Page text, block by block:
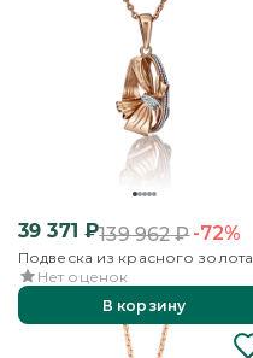
39 371 ₽139 962₽-72%
Подвеска из красного золота
Нет оценок
В корзину